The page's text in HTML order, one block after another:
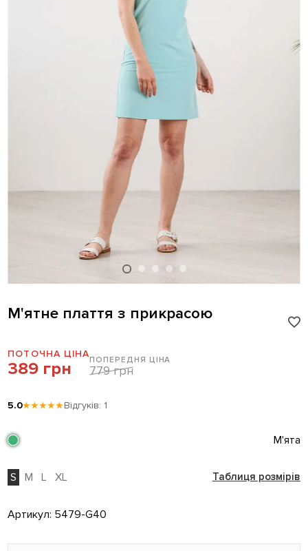
М'ятне плаття з прикрасою
ПОТОЧНА ЦІНА
389 грн ПОПЕРЕДНЯ ЦІНА
779 грн
5.0★★★★★Відгуків: 1
М'ята
S M L XL Таблиця розмірів
Артикул: 5479-G40